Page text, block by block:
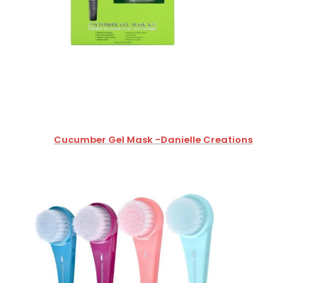
Cucumber Gel Mask -Danielle Creations